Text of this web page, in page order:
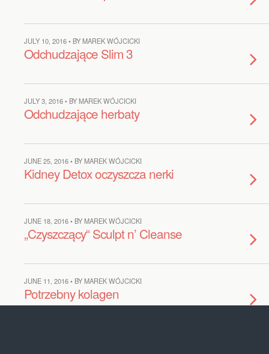
JULY 10, 2016 • BY MAREK WÓJCICKI
Odchudzające Slim 3
JULY 3, 2016 • BY MAREK WÓJCICKI
Odchudzające herbaty
JUNE 25, 2016 • BY MAREK WÓJCICKI
Kidney Detox oczyszcza nerki
JUNE 18, 2016 • BY MAREK WÓJCICKI
„Czyszczący“ Sculpt n’ Cleanse
JUNE 11, 2016 • BY MAREK WÓJCICKI
Potrzebny kolagen